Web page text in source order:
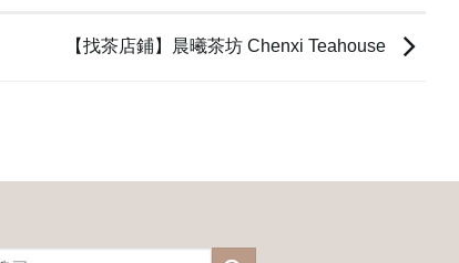
【找茶店鋪】晨曦茶坊 Chenxi Teahouse